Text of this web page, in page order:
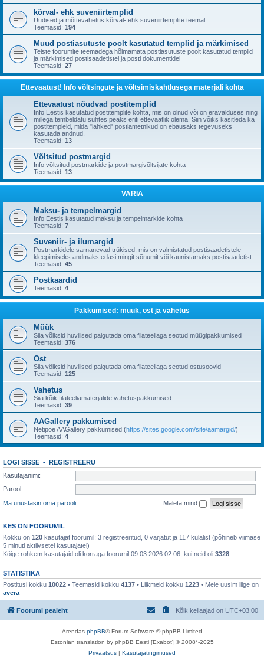
kõrval- ehk suveniirtemplid
Uudised ja mõttevahetus kõrval- ehk suveniirtemplite teemal
Teemasid: 194
Muud postiasutuste poolt kasutatud templid ja märkimised
Teiste foorumite teemadega hõlmamata postiasutuste poolt kasutatud templid
ja märkimised postisaadetistel ja posti dokumentidel
Teemasid: 27
Ettevaatust! Info võltsingute ja võltsimiskahtlusega materjali kohta
Ettevaatust nõudvad postitemplid
Info Eestis kasutatud postitemplite kohta, mis on olnud või on eravalduses ning
millega tembeldatu suhtes peaks eriti ettevaatlik olema. Siin võiks käsitleda ka
postitempleid, mida "lahked" postiametnikud on ebausaks tegevuseks
kasutada andnud.
Teemasid: 13
Võltsitud postmargid
Info võltsitud postmarkide ja postmargivõltsijate kohta
Teemasid: 13
VARIA
Maksu- ja tempelmargid
Info Eestis kasutatud maksu ja tempelmarkide kohta
Teemasid: 7
Suveniir- ja ilumargid
Postmarkidele sarnanevad trükised, mis on valmistatud postisaadetistele
kleepimiseks andmaks edasi mingit sõnumit või kaunistamaks postisaadetist.
Teemasid: 45
Postkaardid
Teemasid: 4
Pakkumised: müük, ost ja vahetus
Müük
Siia võiksid huvilised paigutada oma filateeliaga seotud müügipakkumised
Teemasid: 376
Ost
Siia võiksid huvilised paigutada oma filateeliaga seotud ostusoovid
Teemasid: 125
Vahetus
Siia kõik filateeliamaterjalide vahetuspakkumised
Teemasid: 39
AAGallery pakkumised
Netipoe AAGallery pakkumised (https://sites.google.com/site/aamargid/)
Teemasid: 4
LOGI SISSE • REGISTREERU
Kasutajanimi:
Parool:
Ma unustasin oma parooli
Mäleta mind
KES ON FOORUMIL
Kokku on 120 kasutajat foorumil: 3 registreeritud, 0 varjatut ja 117 külalist (põhineb viimase
5 minuti aktiivsetel kasutajatel)
Kõige rohkem kasutajaid oli korraga foorumil 09.03.2026 02:06, kui neid oli 3328
STATISTIKA
Postitusi kokku 10022 • Teemasid kokku 4137 • Liikmeid kokku 1223 • Meie uusim liige on
avera
Foorumi pealeht Kõik kellaajad on UTC+03:00
Arendas phpBB® Forum Software © phpBB Limited
Estonian translation by phpBB Eesti [Exabot] © 2008*-2025
Privaatsus | Kasutajatingimused